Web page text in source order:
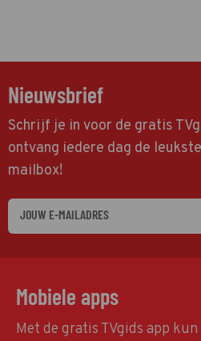
Nieuwsbrief
Schrijf je in voor de gratis
ontvang iedere dag de
mailbox!
Mobiele apps
Met de gratis TVgids app